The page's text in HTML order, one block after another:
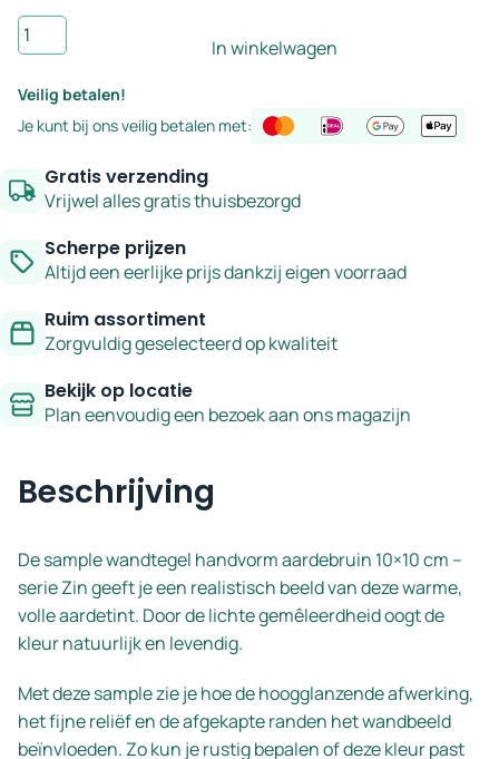
serie
–
serie
Zin
Sample
handvorm
aardebruin
10×10
cm
serie
aantal
In winkelwagen
Veilig betalen!
Je kunt bij ons veilig betalen met:
Gratis verzending
Vrijwel alles gratis thuisbezorgd
Scherpe prijzen
Altijd een eerlijke prijs dankzij eigen voorraad
Ruim assortiment
Zorgvuldig geselecteerd op kwaliteit
Bekijk op locatie
Plan eenvoudig een bezoek aan ons magazijn
Beschrijving
De sample wandtegel handvorm aardebruin 10×10 cm –
serie Zin geeft je een realistisch beeld van deze warme,
volle aardetint. Door de lichte gemêleerdheid oogt de
kleur natuurlijk en levendig.
Met deze sample zie je hoe de hoogglanzende afwerking,
het fijne reliëf en de afgekapte randen het wandbeeld
beïnvloeden. Zo kun je rustig bepalen of deze kleur past